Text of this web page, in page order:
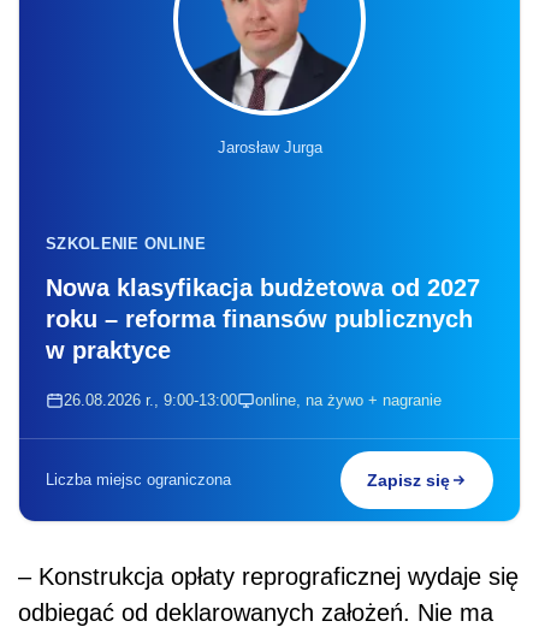
Jarosław Jurga
SZKOLENIE ONLINE
Nowa klasyfikacja budżetowa od 2027
roku – reforma finansów publicznych
w praktyce
26.08.2026 r., 9:00-13:00 online, na żywo + nagranie
Liczba miejsc ograniczona Zapisz się
– Konstrukcja opłaty reprograficznej wydaje się
odbiegać od deklarowanych założeń. Nie ma